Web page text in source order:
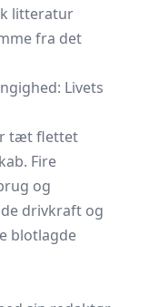
litteratur
fra det
Livets
tæt flettet
Fire
og
drivkraft og
blotlagde